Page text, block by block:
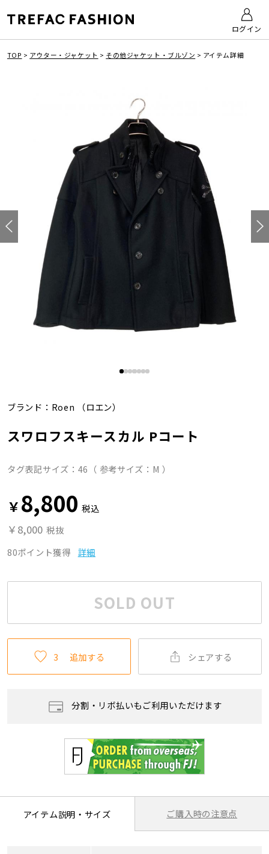
ログイン
TOP > アウター・ジャケット > その他ジャケット・ブルゾン > アイテム詳細
ブランド： Roen （ロエン）
スワロフスキースカル Pコート
タグ表記サイズ：46（ 参考サイズ：M ）
￥8,800 税込
￥8,000 税抜
80ポイント獲得
詳細
SOLD OUT
3 追加する シェアする
分割・リボ払いもご利用いただけます
アイテム説明・サイズ ご購入時の注意点